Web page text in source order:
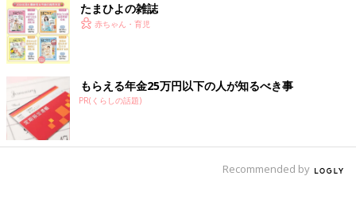
たまひよの雑誌
赤ちゃん・育児
もらえる年金25万円以下の人が知るべき事
PR(くらしの話題)
Recommended by